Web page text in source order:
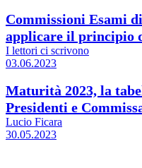
Commissioni Esami
applicare il principio
I lettori ci scrivono
03.06.2023
Maturità 2023, la
Presidenti e
Lucio Ficara
30.05.2023